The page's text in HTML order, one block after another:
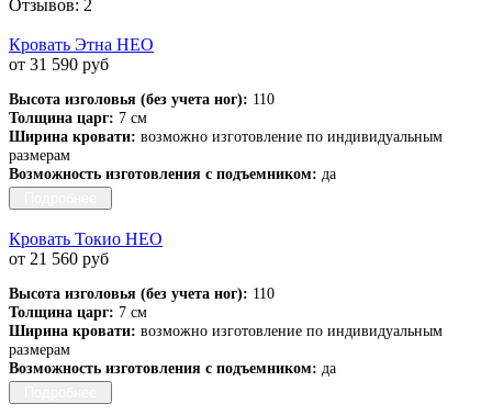
Отзывов: 2
Кровать Этна НЕО
от 31 590 руб
Высота изголовья (без учета ног): 110
Толщина царг: 7 см
Ширина кровати: возможно изготовление по индивидуальным
размерам
Возможность изготовления с подъемником: да
Кровать Токио НЕО
от 21 560 руб
Высота изголовья (без учета ног): 110
Толщина царг: 7 см
Ширина кровати: возможно изготовление по индивидуальным
размерам
Возможность изготовления с подъемником: да